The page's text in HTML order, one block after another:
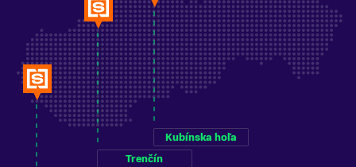
Trenčín
Kubínska hoľa